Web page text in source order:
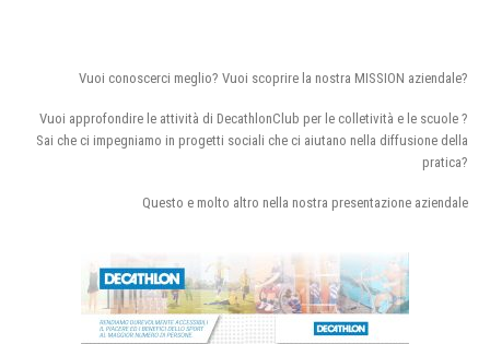
Vuoi conoscerci meglio? Vuoi scoprire la nostra MISSION aziendale?
Vuoi approfondire le attività di DecathlonClub per le colletività e le scuole ?
Sai che ci impegniamo in progetti sociali che ci aiutano nella diffusione della
pratica?
Questo e molto altro nella nostra presentazione aziendale